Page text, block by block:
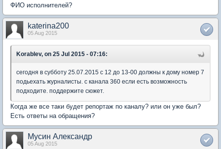
ФИО исполнителей?
katerina200
05 Aug 2015
Korablev, on 25 Jul 2015 - 07:16:
сегодня в субботу 25.07.2015 с 12 до 13-00 должны к дому номер 7
подьехать журналисты. с канала 360 если есть возможность
подходите. поддержите сюжет.
Когда же все таки будет репортаж по каналу? или он уже был?
Есть ответы на обращения?
Мусин Александр
05 Aug 2015